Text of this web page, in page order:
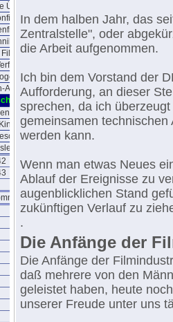
Übertragung
1941
Aufstellung
Zentralstelle
bei 16mm
In dem halben Jahr, das
Zentralstelle", oder
die Arbeit aufgenommen.
Ich bin dem Vorstand der
Aufforderung, an dieser
sprechen, da ich
gemeinsamen
werden kann.
Wenn man etwas Neues
Ablauf der Ereignisse zu
augenblicklichen Stand
zukünftigen Verlauf zu
.
Die Anfänge der
Die Anfänge der
daß mehrere von den
geleistet haben, heute
unserer Freude unter uns